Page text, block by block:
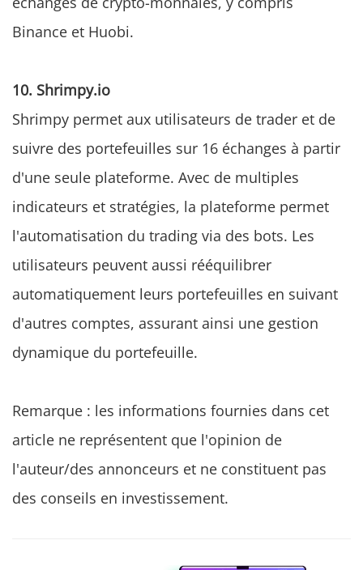
Binance et Huobi.
10. Shrimpy.io
Shrimpy permet aux utilisateurs de trader et de
suivre des portefeuilles sur 16 échanges à partir
d'une seule plateforme. Avec de multiples
indicateurs et stratégies, la plateforme permet
l'automatisation du trading via des bots. Les
utilisateurs peuvent aussi rééquilibrer
automatiquement leurs portefeuilles en suivant
d'autres comptes, assurant ainsi une gestion
dynamique du portefeuille.
Remarque : les informations fournies dans cet
article ne représentent que l'opinion de
l'auteur/des annonceurs et ne constituent pas
des conseils en investissement.